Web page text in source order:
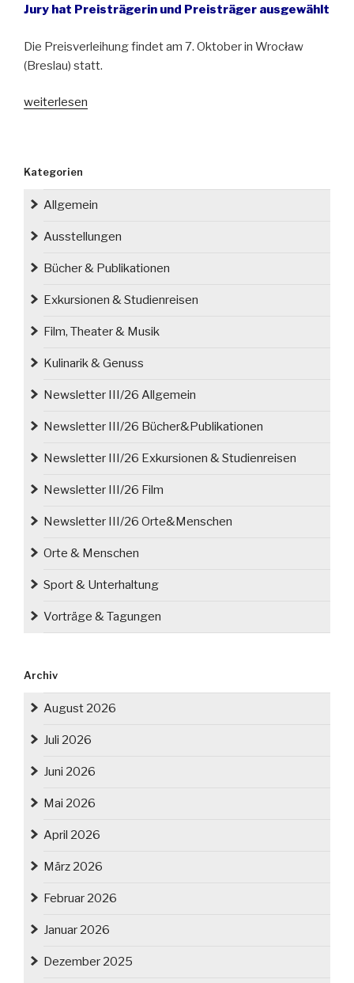
Jury hat Preisträgerin und Preisträger ausgewählt
Die Preisverleihung findet am 7. Oktober in Wrocław
(Breslau) statt.
„Kulturpreis
weiterlesen
Kategorien
Allgemein
Ausstellungen
Bücher & Publikationen
Exkursionen & Studienreisen
Film, Theater & Musik
Kulinarik & Genuss
Newsletter III/26 Allgemein
Newsletter III/26 Bücher&Publikationen
Newsletter III/26 Exkursionen & Studienreisen
Newsletter III/26 Film
Newsletter III/26 Orte&Menschen
Orte & Menschen
Sport & Unterhaltung
Vorträge & Tagungen
Archiv
August 2026
Juli 2026
Juni 2026
Mai 2026
April 2026
März 2026
Februar 2026
Januar 2026
Dezember 2025